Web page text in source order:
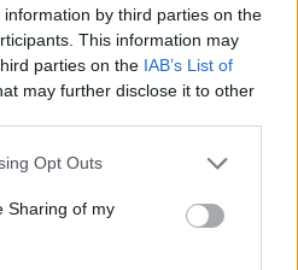
by third parties on the
This information may
parties on the IAB’s List of
may further disclose it to other
app uses one or more Google
behaviour. You may click to
and its third-party tags to
purposes in below Google
Opt Outs
Sharing of my